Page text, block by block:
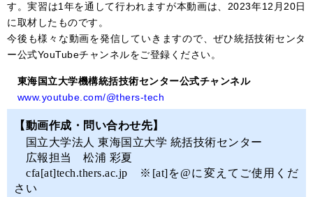
す。実習は1年を通して行われますが本動画は、2023年12月20日
に取材したものです。
今後も様々な動画を発信していきますので、ぜひ統括技術センタ
ー公式YouTubeチャンネルをご登録ください。
東海国立大学機構統括技術センター公式チャンネル
www.youtube.com/@thers-tech
【動画作成・問い合わせ先】
国立大学法人 東海国立大学 統括技術センター
広報担当 松浦 彩夏
cfa[at]tech.thers.ac.jp ※[at]を@に変えてご使用くだ
さい